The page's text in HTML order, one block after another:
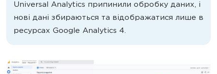
Universal Analytics припинили обробку даних, і
нові дані збираються та відображатися лише в
ресурсах Google Analytics 4.